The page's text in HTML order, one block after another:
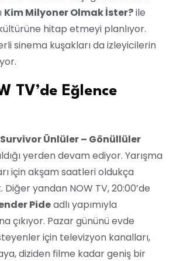
Kim Milyoner Olmak İster?ile
hitap etmeyi planlıyor.
sinema kuşakları da izleyicilerin
TV’de Eğlence
Survivor Ünlüler – Gönüllüler
yerden devam ediyor. Yarışma
için akşam saatleri oldukça
yandan NOW TV, 20:00’de
Pideadlı yapımıyla
çıkıyor. Pazar gününü evde
için televizyon kanalları,
diziden filme kadar geniş bir